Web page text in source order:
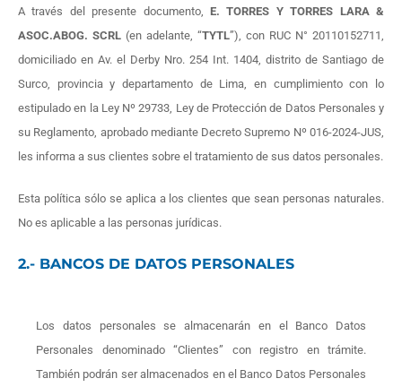
A través del presente documento, E. TORRES Y TORRES LARA &
ASOC.ABOG. SCRL (en adelante, “TYTL”), con RUC N° 20110152711,
domiciliado en Av. el Derby Nro. 254 Int. 1404, distrito de Santiago de
Surco, provincia y departamento de Lima, en cumplimiento con lo
estipulado en la Ley Nº 29733, Ley de Protección de Datos Personales y
su Reglamento, aprobado mediante Decreto Supremo Nº 016-2024-JUS,
les informa a sus clientes sobre el tratamiento de sus datos personales.
Esta política sólo se aplica a los clientes que sean personas naturales.
No es aplicable a las personas jurídicas.
2.- BANCOS DE DATOS PERSONALES
Los datos personales se almacenarán en el Banco Datos
Personales denominado “Clientes” con registro en trámite.
También podrán ser almacenados en el Banco Datos Personales